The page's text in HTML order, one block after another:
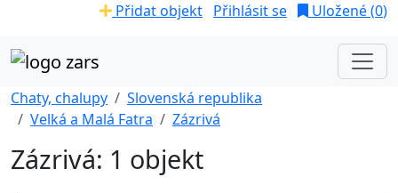
Přidat objekt Přihlásit se Uložené (0)
Chaty, chalupy
Slovenská republika
Velká a Malá Fatra
Zázrivá
Zázrivá: 1 objekt